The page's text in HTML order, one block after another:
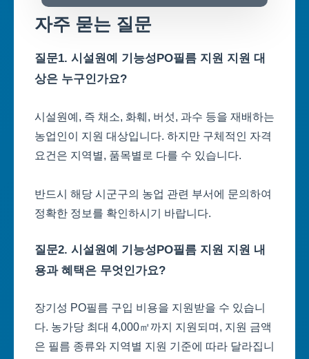
자주 묻는 질문
질문1. 시설원예 기능성PO필름 지원 지원 대
상은 누구인가요?
시설원예, 즉 채소, 화훼, 버섯, 과수 등을 재배하는
농업인이 지원 대상입니다. 하지만 구체적인 자격
요건은 지역별, 품목별로 다를 수 있습니다.
반드시 해당 시군구의 농업 관련 부서에 문의하여
정확한 정보를 확인하시기 바랍니다.
질문2. 시설원예 기능성PO필름 지원 지원 내
용과 혜택은 무엇인가요?
장기성 PO필름 구입 비용을 지원받을 수 있습니
다. 농가당 최대 4,000㎡까지 지원되며, 지원 금액
은 필름 종류와 지역별 지원 기준에 따라 달라집니